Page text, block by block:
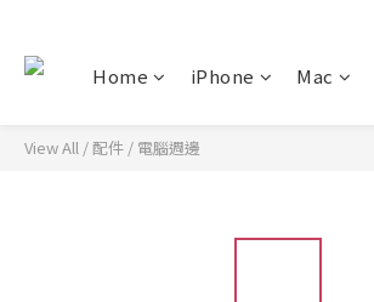
Home iPhone Mac
View All /配件 / 電腦週邊